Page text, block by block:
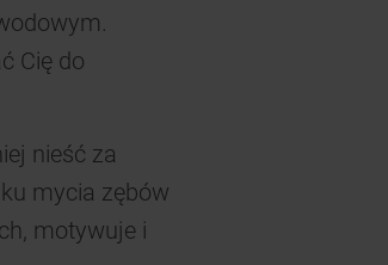
Cię do
nieść za
mycia zębów
motywuje i